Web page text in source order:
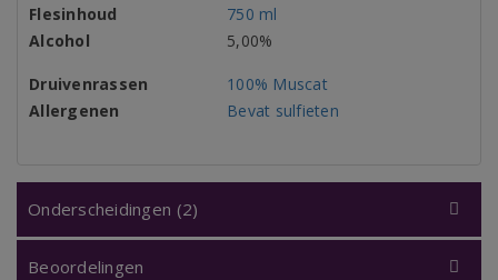
Flesinhoud
750 ml
Alcohol
5,00%
Druivenrassen
100% Muscat
Allergenen
Bevat sulfieten
Onderscheidingen (2)
Beoordelingen